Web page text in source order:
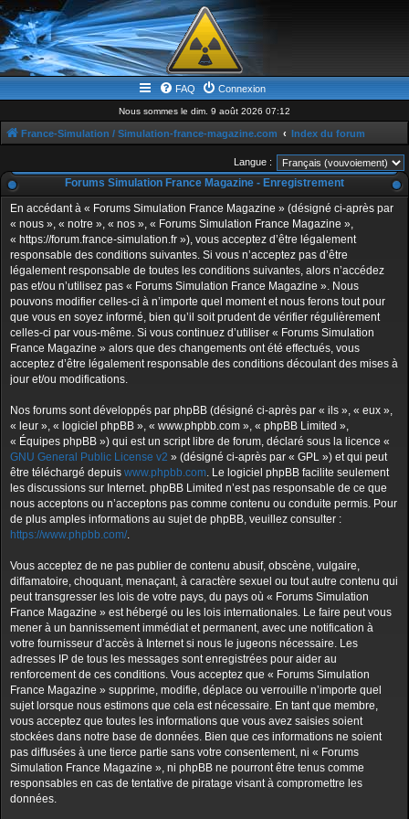
FAQ Connexion
Nous sommes le dim. 9 août 2026 07:12
France-Simulation / Simulation-france-magazine.com Index du forum
Langue :
Forums Simulation France Magazine - Enregistrement
En accédant à « Forums Simulation France Magazine » (désigné ci-après par
« nous », « notre », « nos », « Forums Simulation France Magazine »,
« https://forum.france-simulation.fr »), vous acceptez d’être légalement
responsable des conditions suivantes. Si vous n’acceptez pas d’être
légalement responsable de toutes les conditions suivantes, alors n’accédez
pas et/ou n’utilisez pas « Forums Simulation France Magazine ». Nous
pouvons modifier celles-ci à n’importe quel moment et nous ferons tout pour
que vous en soyez informé, bien qu’il soit prudent de vérifier régulièrement
celles-ci par vous-même. Si vous continuez d’utiliser « Forums Simulation
France Magazine » alors que des changements ont été effectués, vous
acceptez d’être légalement responsable des conditions découlant des mises à
jour et/ou modifications.
Nos forums sont développés par phpBB (désigné ci-après par « ils », « eux »,
« leur », « logiciel phpBB », « www.phpbb.com », « phpBB Limited »,
« Équipes phpBB ») qui est un script libre de forum, déclaré sous la licence «
GNU General Public License v2 » (désigné ci-après par « GPL ») et qui peut
être téléchargé depuis www.phpbb.com. Le logiciel phpBB facilite seulement
les discussions sur Internet. phpBB Limited n’est pas responsable de ce que
nous acceptons ou n’acceptons pas comme contenu ou conduite permis. Pour
de plus amples informations au sujet de phpBB, veuillez consulter :
https://www.phpbb.com/.
Vous acceptez de ne pas publier de contenu abusif, obscène, vulgaire,
diffamatoire, choquant, menaçant, à caractère sexuel ou tout autre contenu qui
peut transgresser les lois de votre pays, du pays où « Forums Simulation
France Magazine » est hébergé ou les lois internationales. Le faire peut vous
mener à un bannissement immédiat et permanent, avec une notification à
votre fournisseur d’accès à Internet si nous le jugeons nécessaire. Les
adresses IP de tous les messages sont enregistrées pour aider au
renforcement de ces conditions. Vous acceptez que « Forums Simulation
France Magazine » supprime, modifie, déplace ou verrouille n’importe quel
sujet lorsque nous estimons que cela est nécessaire. En tant que membre,
vous acceptez que toutes les informations que vous avez saisies soient
stockées dans notre base de données. Bien que ces informations ne soient
pas diffusées à une tierce partie sans votre consentement, ni « Forums
Simulation France Magazine », ni phpBB ne pourront être tenus comme
responsables en cas de tentative de piratage visant à compromettre les
données.